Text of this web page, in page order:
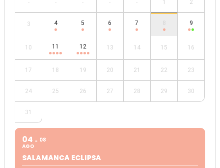
- - - - - 1 2
3 4 5 6 7 8 9
10 11 12 13 14 15 16
17 18 19 20 21 22 23
24 25 26 27 28 29 30
31
04
AGO
08
SALAMANCA ECLIPSA